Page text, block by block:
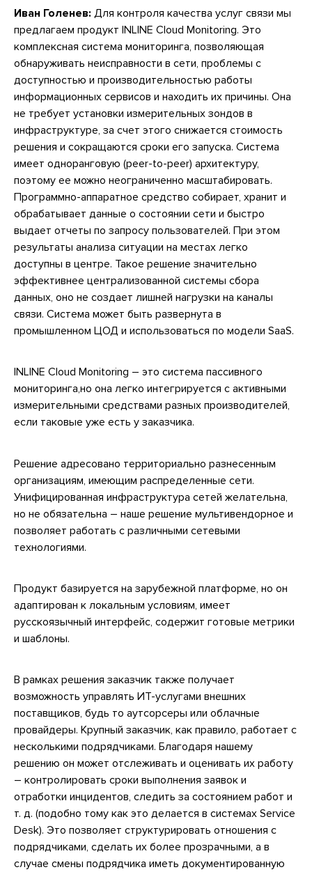
Иван Голенев: Для контроля качества услуг связи мы
предлагаем продукт INLINE Cloud Monitoring. Это
комплексная система мониторинга, позволяющая
обнаруживать неисправности в сети, проблемы с
доступностью и производительностью работы
информационных сервисов и находить их причины. Она
не требует установки измерительных зондов в
инфраструктуре, за счет этого снижается стоимость
решения и сокращаются сроки его запуска. Система
имеет одноранговую (peer-to-peer) архитектуру,
поэтому ее можно неограниченно масштабировать.
Программно-аппаратное средство собирает, хранит и
обрабатывает данные о состоянии сети и быстро
выдает отчеты по запросу пользователей. При этом
результаты анализа ситуации на местах легко
доступны в центре. Такое решение значительно
эффективнее централизованной системы сбора
данных, оно не создает лишней нагрузки на каналы
связи. Система может быть развернута в
промышленном ЦОД и использоваться по модели SaaS.
INLINE Cloud Monitoring – это система пассивного
мониторинга,но она легко интегрируется с активными
измерительными средствами разных производителей,
если таковые уже есть у заказчика.
Решение адресовано территориально разнесенным
организациям, имеющим распределенные сети.
Унифицированная инфраструктура сетей желательна,
но не обязательна – наше решение мультивендорное и
позволяет работать с различными сетевыми
технологиями.
Продукт базируется на зарубежной платформе, но он
адаптирован к локальным условиям, имеет
русскоязычный интерфейс, содержит готовые метрики
и шаблоны.
В рамках решения заказчик также получает
возможность управлять ИТ-услугами внешних
поставщиков, будь то аутсорсеры или облачные
провайдеры. Крупный заказчик, как правило, работает с
несколькими подрядчиками. Благодаря нашему
решению он может отслеживать и оценивать их работу
– контролировать сроки выполнения заявок и
отработки инцидентов, следить за состоянием работ и
т. д. (подобно тому как это делается в системах Service
Desk). Это позволяет структурировать отношения с
подрядчиками, сделать их более прозрачными, а в
случае смены подрядчика иметь документированную